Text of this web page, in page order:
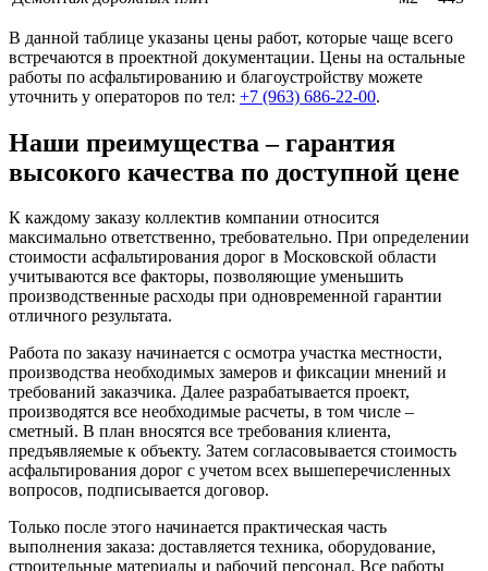
В данной таблице указаны цены работ, которые чаще всего
встречаются в проектной документации. Цены на остальные
работы по асфальтированию и благоустройству можете
уточнить у операторов по тел: +7 (963) 686-22-00.
Наши преимущества – гарантия
высокого качества по доступной цене
К каждому заказу коллектив компании относится
максимально ответственно, требовательно. При определении
стоимости асфальтирования дорог в Московской области
учитываются все факторы, позволяющие уменьшить
производственные расходы при одновременной гарантии
отличного результата.
Работа по заказу начинается с осмотра участка местности,
производства необходимых замеров и фиксации мнений и
требований заказчика. Далее разрабатывается проект,
производятся все необходимые расчеты, в том числе –
сметный. В план вносятся все требования клиента,
предъявляемые к объекту. Затем согласовывается стоимость
асфальтирования дорог с учетом всех вышеперечисленных
вопросов, подписывается договор.
Только после этого начинается практическая часть
выполнения заказа: доставляется техника, оборудование,
строительные материалы и рабочий персонал. Все работы